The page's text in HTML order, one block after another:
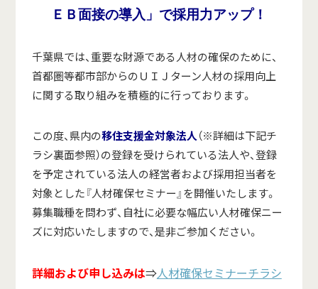
ＥＢ面接の導入」で採用力アップ！
千葉県では、重要な財源である人材の確保のために、
首都圏等都市部からのＵＩＪターン人材の採用向上
に関する取り組みを積極的に行っております。
この度、県内の移住支援金対象法人（※詳細は下記チ
ラシ裏面参照）の登録を受けられている法人や、登録
を予定されている法人の経営者および採用担当者を
対象とした『人材確保セミナー』を開催いたします。
募集職種を問わず、自社に必要な幅広い人材確保ニー
ズに対応いたしますので、是非ご参加ください。
詳細および申し込みは⇒人材確保セミナーチラシ